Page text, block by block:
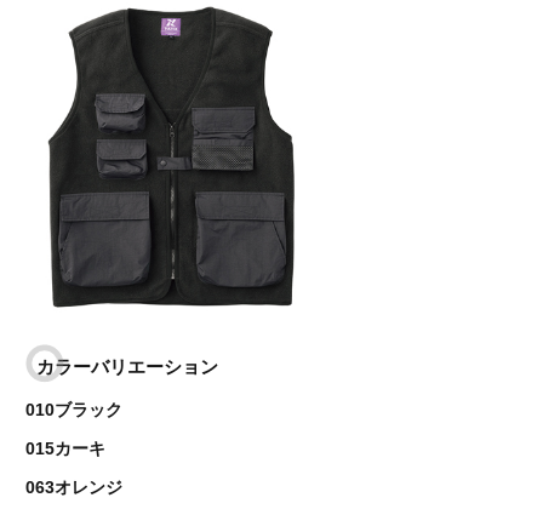
カラーバリエーション
010ブラック
015カーキ
063オレンジ